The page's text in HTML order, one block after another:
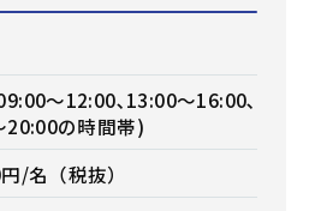
～12:00､13:00～16:00､
20:00の時間帯)
/名（税抜）